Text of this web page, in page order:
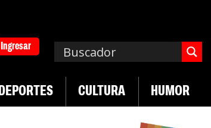
Ingresar
DEPORTES CULTURA HUMOR